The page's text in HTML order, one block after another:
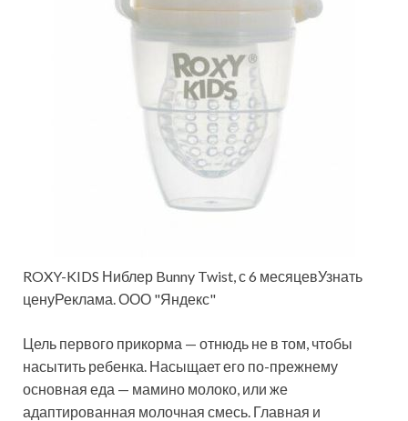
ROXY-KIDS Ниблер Bunny Twist, с 6 месяцевУзнать
ценуРеклама. ООО "Яндекс"
Цель первого прикорма — отнюдь не в том, чтобы
насытить ребенка. Насыщает его по-прежнему
основная еда — мамино молоко, или же
адаптированная молочная смесь. Главная и